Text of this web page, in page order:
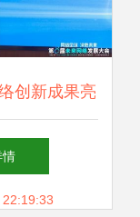
创新成果亮
发展大会，
新新篇章
情